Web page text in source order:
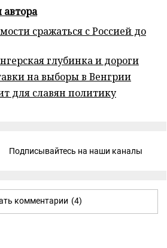
сражаться с Россией до
глубинка и дороги
на выборы в Венгрии
для славян политику
Подписывайтесь на наши каналы
комментарии (4)